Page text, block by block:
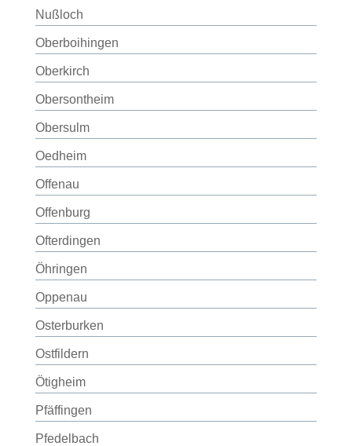
Nußloch
Oberboihingen
Oberkirch
Obersontheim
Obersulm
Oedheim
Offenau
Offenburg
Ofterdingen
Öhringen
Oppenau
Osterburken
Ostfildern
Ötigheim
Pfäffingen
Pfedelbach